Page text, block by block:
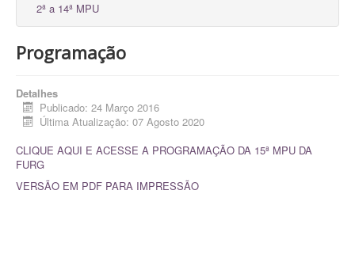
2ª a 14ª MPU
Programação
Detalhes
Publicado: 24 Março 2016
Última Atualização: 07 Agosto 2020
CLIQUE AQUI E ACESSE A PROGRAMAÇÃO DA 15ª MPU DA
FURG
VERSÃO EM PDF PARA IMPRESSÃO